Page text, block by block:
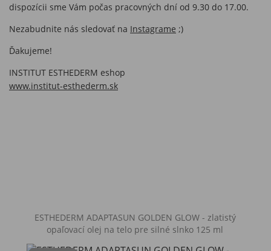
dispozícii sme Vám počas pracovných dní od 9.30 do 17.00.
Nezabudnite nás sledovať na Instagrame ;)
Ďakujeme!
INSTITUT ESTHEDERM eshop
www.institut-esthederm.sk
ESTHEDERM ADAPTASUN GOLDEN GLOW - zlatistý
opaľovací olej na telo pre silné slnko 125 ml